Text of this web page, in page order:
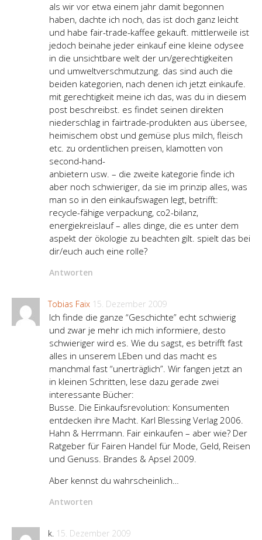
als wir vor etwa einem jahr damit begonnen
haben, dachte ich noch, das ist doch ganz leicht
und habe fair-trade-kaffee gekauft. mittlerweile ist
jedoch beinahe jeder einkauf eine kleine odysee
in die unsichtbare welt der un/gerechtigkeiten
und umweltverschmutzung. das sind auch die
beiden kategorien, nach denen ich jetzt einkaufe.
mit gerechtigkeit meine ich das, was du in diesem
post beschreibst. es findet seinen direkten
niederschlag in fairtrade-produkten aus übersee,
heimischem obst und gemüse plus milch, fleisch
etc. zu ordentlichen preisen, klamotten von
second-hand-
anbietern usw. – die zweite kategorie finde ich
aber noch schwieriger, da sie im prinzip alles, was
man so in den einkaufswagen legt, betrifft:
recycle-fähige verpackung, co2-bilanz,
energiekreislauf – alles dinge, die es unter dem
aspekt der ökologie zu beachten gilt. spielt das bei
dir/euch auch eine rolle?
Antworten
Tobias Faix 15. Dezember 2009
Ich finde die ganze “Geschichte” echt schwierig
und zwar je mehr ich mich informiere, desto
schwieriger wird es. Wie du sagst, es betrifft fast
alles in unserem LEben und das macht es
manchmal fast “unerträglich”. Wir fangen jetzt an
in kleinen Schritten, lese dazu gerade zwei
interessante Bücher:
Busse. Die Einkaufsrevolution: Konsumenten
entdecken ihre Macht. Karl Blessing Verlag 2006.
Hahn & Herrmann. Fair einkaufen – aber wie? Der
Ratgeber für Fairen Handel für Mode, Geld, Reisen
und Genuss. Brandes & Apsel 2009.
Aber kennst du wahrscheinlich…
Antworten
k. 15. Dezember 2009